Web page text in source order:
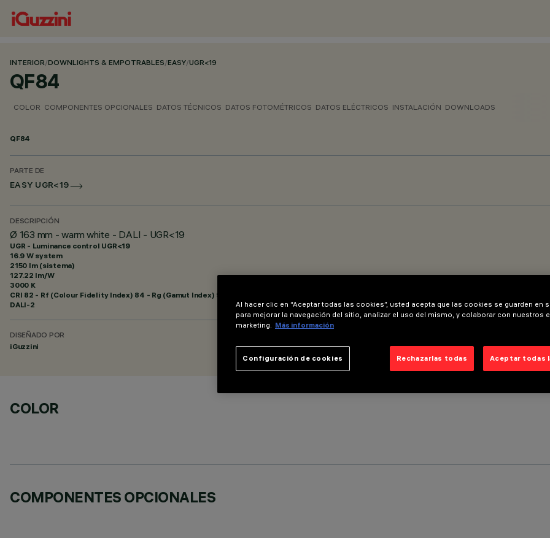
INTERIOR/DOWNLIGHTS & EMPOTRABLES/EASY/UGR<19
QF84
COLOR COMPONENTES OPCIONALES DATOS TÉCNICOS DATOS FOTOMÉTRICOS DATOS ELÉCTRICOS INSTALACIÓN DOWNLOADS
QF84
PARTE DE
EASY UGR<19
DESCRIPCIÓN
Ø 163 mm - warm white - DALI - UGR<19
UGR - Luminance control UGR<19
16.9 W system
2150 lm (sistema)
127.22 lm/W
3000 K
CRI 82 - Rf (Colour Fidelity Index) 84 - Rg (Gamut Index) 95
DALI-2
DISEÑADO POR
iGuzzini
COLOR
COMPONENTES OPCIONALES
Al hacer clic en “Aceptar todas las cookies”, usted acepta que las cookies se guarden en
para mejorar la navegación del sitio, analizar el uso del mismo, y colaborar con nuestros
marketing. Más información
Rechazarlas todas Aceptar todas
Configuración de cookies